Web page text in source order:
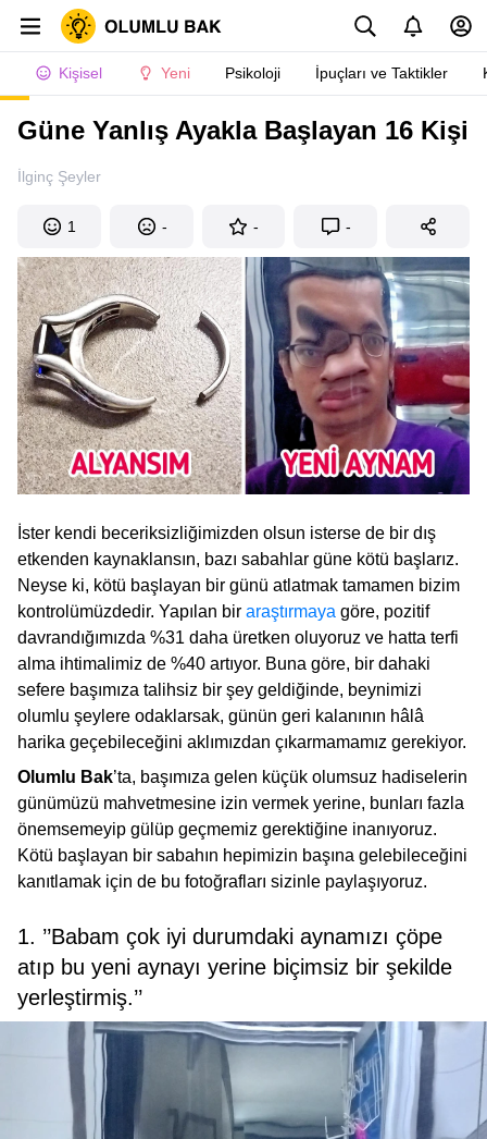
Kişisel Yeni Psikoloji İpuçları ve Taktikler
Güne Yanlış Ayakla Başlayan 16 Kişi
İlginç Şeyler
1 - - -
İster kendi beceriksizliğimizden olsun isterse de bir dış
etkenden kaynaklansın, bazı sabahlar güne kötü başlarız.
Neyse ki, kötü başlayan bir günü atlatmak tamamen bizim
kontrolümüzdedir. Yapılan bir araştırmaya göre, pozitif
davrandığımızda %31 daha üretken oluyoruz ve hatta terfi
alma ihtimalimiz de %40 artıyor. Buna göre, bir dahaki
sefere başımıza talihsiz bir şey geldiğinde, beynimizi
olumlu şeylere odaklarsak, günün geri kalanının hâlâ
harika geçebileceğini aklımızdan çıkarmamamız gerekiyor.
Olumlu Bak’ta, başımıza gelen küçük olumsuz hadiselerin
günümüzü mahvetmesine izin vermek yerine, bunları fazla
önemsemeyip gülüp geçmemiz gerektiğine inanıyoruz.
Kötü başlayan bir sabahın hepimizin başına gelebileceğini
kanıtlamak için de bu fotoğrafları sizinle paylaşıyoruz.
1. ’’Babam çok iyi durumdaki aynamızı çöpe
atıp bu yeni aynayı yerine biçimsiz bir şekilde
yerleştirmiş.’’